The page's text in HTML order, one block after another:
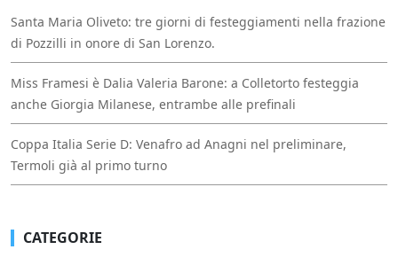
Santa Maria Oliveto: tre giorni di festeggiamenti nella frazione
di Pozzilli in onore di San Lorenzo.
Miss Framesi è Dalia Valeria Barone: a Colletorto festeggia
anche Giorgia Milanese, entrambe alle prefinali
Coppa Italia Serie D: Venafro ad Anagni nel preliminare,
Termoli già al primo turno
CATEGORIE